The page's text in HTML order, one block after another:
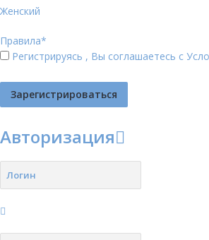
Женский
Правила*
Регистрируясь , Вы соглашаетесь с
Авторизация